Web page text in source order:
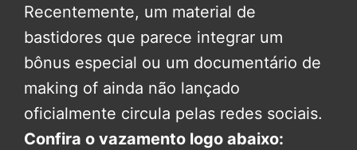
Recentemente, um material de
bastidores que parece integrar um
bônus especial ou um documentário de
making of ainda não lançado
oficialmente circula pelas redes sociais.
Confira o vazamento logo abaixo: